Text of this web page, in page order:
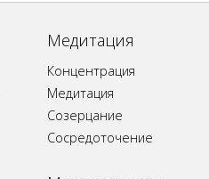
Медитация
Концентрация
Медитация
Созерцание
Сосредоточение